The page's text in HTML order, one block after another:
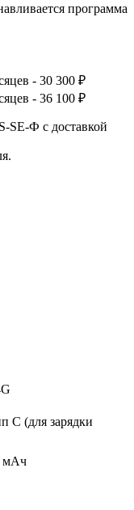
программа
- 30 300 ₽
- 36 100 ₽
SE-Ф с доставкой
C (для зарядки
мАч